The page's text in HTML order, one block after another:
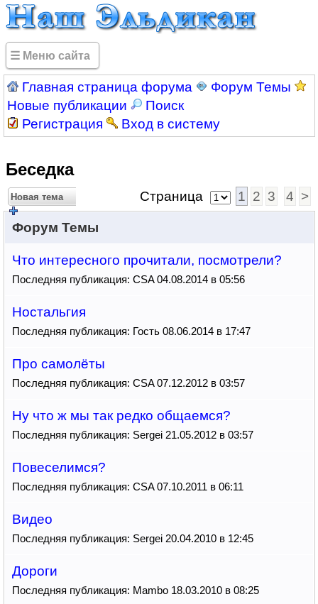
☰ Меню сайта
Главная страница форума
Форум Темы
Новые публикации
Поиск
Регистрация
Вход в систему
Беседка
Новая тема Страница 1 2 3 4 >
Форум Темы
Что интересного прочитали, посмотрели?
Последняя публикация: CSA 04.08.2014 в 05:56
Ностальгия
Последняя публикация: Гость 08.06.2014 в 17:47
Про самолёты
Последняя публикация: CSA 07.12.2012 в 03:57
Ну что ж мы так редко общаемся?
Последняя публикация: Sergei 21.05.2012 в 03:57
Повеселимся?
Последняя публикация: CSA 07.10.2011 в 06:11
Видео
Последняя публикация: Sergei 20.04.2010 в 12:45
Дороги
Последняя публикация: Mambo 18.03.2010 в 08:25